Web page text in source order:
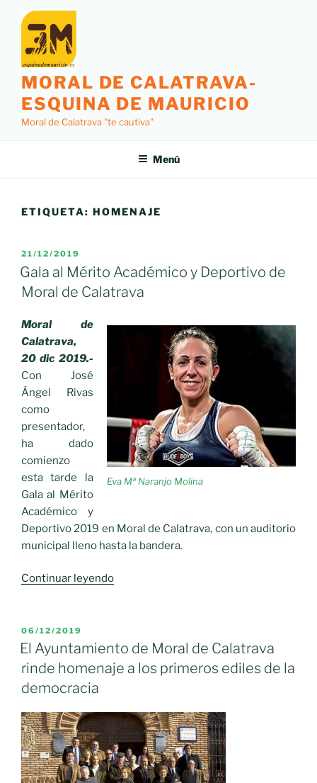
contenido
MORAL DE CALATRAVA-
ESQUINA DE MAURICIO
Moral de Calatrava "te cautiva"
Menú
ETIQUETA: HOMENAJE
PUBLICADO
EL
21/12/2019
Gala al Mérito Académico y Deportivo de
Moral de Calatrava
Eva Mª Naranjo Molina
Moral de
Calatrava,
20 dic 2019.-
Con José
Ángel Rivas
como
presentador,
ha dado
comienzo
esta tarde la
Gala al Mérito
Académico y
Deportivo 2019 en Moral de Calatrava, con un auditorio
municipal lleno hasta la bandera.
Continuar leyendo«Gala
y
Deportivo
de
de
Calatrava»
PUBLICADO
EL
06/12/2019
El Ayuntamiento de Moral de Calatrava
rinde homenaje a los primeros ediles de la
democracia